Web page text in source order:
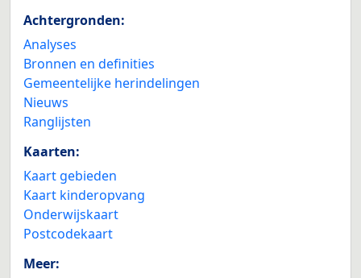
Achtergronden:
Analyses
Bronnen en definities
Gemeentelijke herindelingen
Nieuws
Ranglijsten
Kaarten:
Kaart gebieden
Kaart kinderopvang
Onderwijskaart
Postcodekaart
Meer: